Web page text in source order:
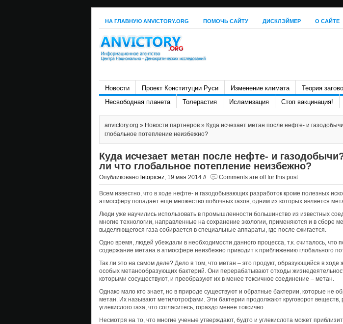
НА ГЛАВНУЮ ANVICTORY.ORG ПОМОЧЬ САЙТУ ДИСКЛЭЙМЕР О САЙТЕ
Новости Проект Конституции Руси Изменение климата Теория
Несвободная планета
Толерастия Исламизация Стоп вакцинация!
anvictory.org » Новости партнеров » Куда исчезает метан после нефте- и
глобальное потепление неизбежно?
Куда исчезает метан после нефте- и
ли что глобальное потепление неизбежно?
Опубликовано letopicez, 19 мая 2014 // Comments are off for this post
Всем известно, что в ходе нефте- и газодобывающих разработок кроме полезных
атмосферу попадает еще множество побочных газов, одним из которых является
Люди уже научились использовать в промышленности большинство из известных
многие технологии, направленные на сохранение экологии, применяются и в сборе
выделяющегося газа собирается в специальные аппараты, где после сжигается.
Одно время, людей убеждали в необходимости данного процесса, т.к. считалось, что
содержание метана в атмосфере неизбежно приводит к приближению глобального
Так ли это на самом деле? Дело в том, что метан – это продукт, образующийся в ходе
особых метанообразующих бактерий. Они перерабатывают отходы
которыми сосуществуют, и преобразуют их в менее токсичное соединение – метан.
Однако мало кто знает, но в природе существуют и обратные бактерии, которые не
метан. Их называют метилотрофами. Эти бактерии продолжают круговорот веществ,
углекислого газа, что согласитесь, гораздо менее токсично.
Несмотря на то, что многие ученые утверждают, будто и углекислота может